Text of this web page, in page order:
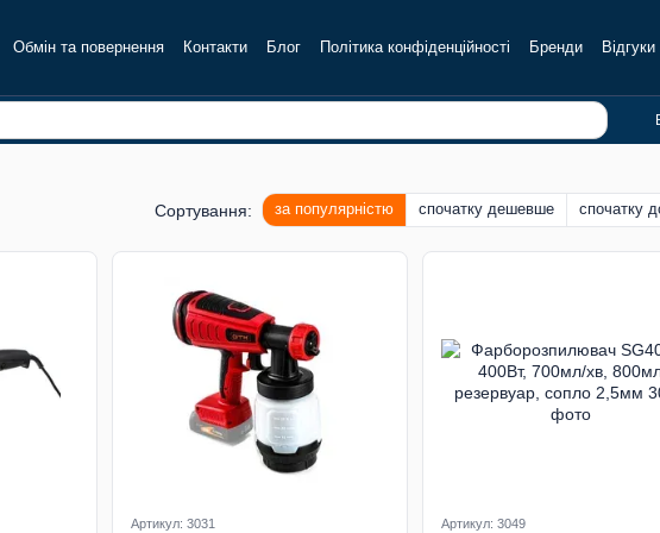
Обмін та повернення Контакти Блог Політика конфіденційності Бренди
Сортування: за популярністю спочатку дешевше спочатку
Артикул: 3031 Артикул: 3049